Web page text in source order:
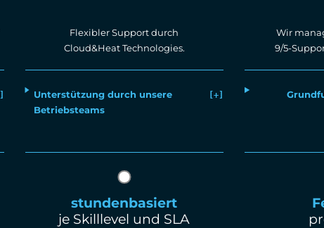
Flexibler Support durch
Cloud&Heat Technologies.
Unterstützung durch unsere
Betriebsteams
stundenbasiert
je Skilllevel und SLA
Wir
9/5-